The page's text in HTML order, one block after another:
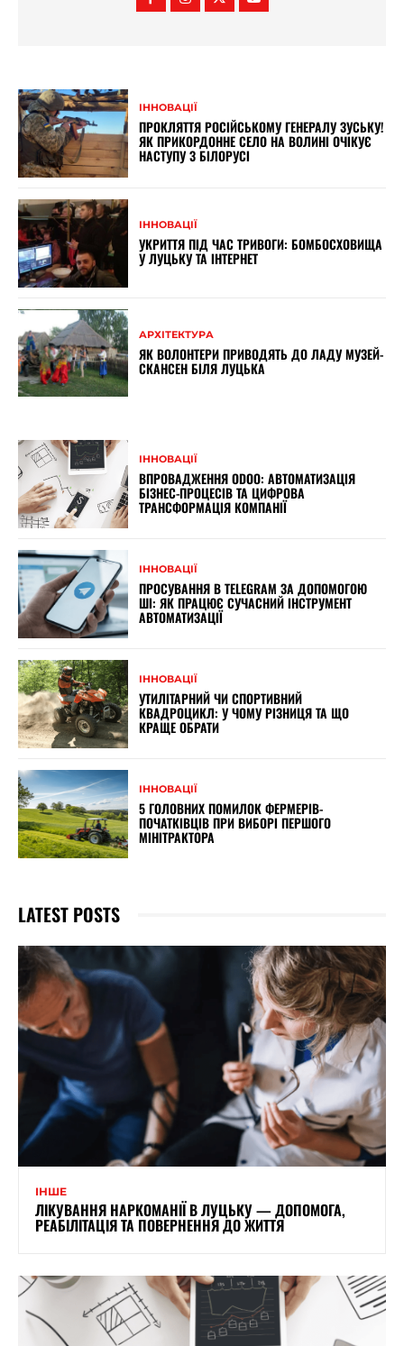
ІННОВАЦІЇ
ПРОКЛЯТТЯ РОСІЙСЬКОМУ ГЕНЕРАЛУ ЗУСЬКУ!
ЯК ПРИКОРДОННЕ СЕЛО НА ВОЛИНІ ОЧІКУЄ
НАСТУПУ З БІЛОРУСІ
ІННОВАЦІЇ
УКРИТТЯ ПІД ЧАС ТРИВОГИ: БОМБОСХОВИЩА
У ЛУЦЬКУ ТА ІНТЕРНЕТ
АРХІТЕКТУРА
ЯК ВОЛОНТЕРИ ПРИВОДЯТЬ ДО ЛАДУ МУЗЕЙ-
СКАНСЕН БІЛЯ ЛУЦЬКА
ІННОВАЦІЇ
ВПРОВАДЖЕННЯ ODOO: АВТОМАТИЗАЦІЯ
БІЗНЕС-ПРОЦЕСІВ ТА ЦИФРОВА
ТРАНСФОРМАЦІЯ КОМПАНІЇ
ІННОВАЦІЇ
ПРОСУВАННЯ В TELEGRAM ЗА ДОПОМОГОЮ
ШІ: ЯК ПРАЦЮЄ СУЧАСНИЙ ІНСТРУМЕНТ
АВТОМАТИЗАЦІЇ
ІННОВАЦІЇ
УТИЛІТАРНИЙ ЧИ СПОРТИВНИЙ
КВАДРОЦИКЛ: У ЧОМУ РІЗНИЦЯ ТА ЩО
КРАЩЕ ОБРАТИ
ІННОВАЦІЇ
5 ГОЛОВНИХ ПОМИЛОК ФЕРМЕРІВ-
ПОЧАТКІВЦІВ ПРИ ВИБОРІ ПЕРШОГО
МІНІТРАКТОРА
LATEST POSTS
ІНШЕ
ЛІКУВАННЯ НАРКОМАНІЇ В ЛУЦЬКУ — ДОПОМОГА,
РЕАБІЛІТАЦІЯ ТА ПОВЕРНЕННЯ ДО ЖИТТЯ